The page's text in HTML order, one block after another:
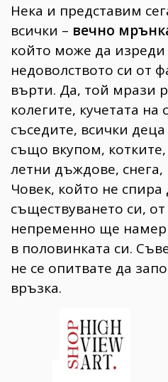
Нека и представим
всички – вечно
който може да
недоволството си от
върти. Да, той мрази
колегите, кучетата на
съседите, всички
също вкупом,
летни дъждове, снега,
Човек, който не спира
съществуването си,
непременно ще
в половинката си.
не се опитвате да
връзка.